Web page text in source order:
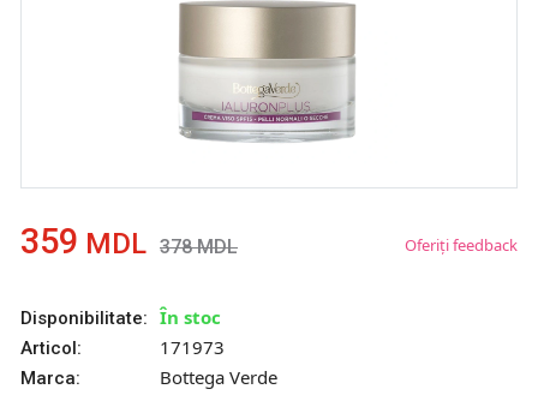
359 MDL 378MDL Oferiți feedback
Disponibilitate: În stoc
Articol: 171973
Marca: Bottega Verde